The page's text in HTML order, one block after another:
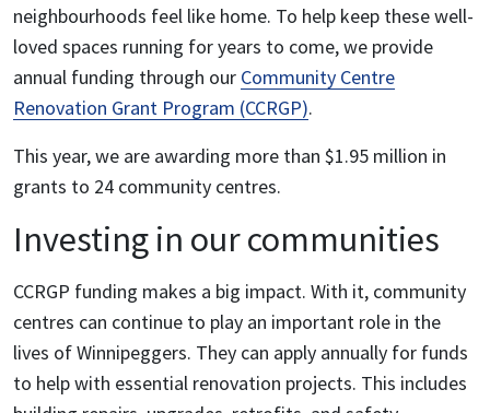
neighbourhoods feel like home. To help keep these well-
loved spaces running for years to come, we provide
annual funding through our Community Centre
Renovation Grant Program (CCRGP).
This year, we are awarding more than $1.95 million in
grants to 24 community centres.
Investing in our communities
CCRGP funding makes a big impact. With it, community
centres can continue to play an important role in the
lives of Winnipeggers. They can apply annually for funds
to help with essential renovation projects. This includes